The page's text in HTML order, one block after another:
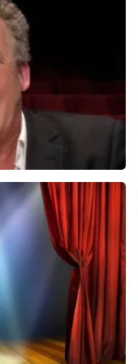
website. Onder
de pagina waar
Ook
prijs en ook
niet te missen.
naar het originele
Wij hopen dat
avond
Johan